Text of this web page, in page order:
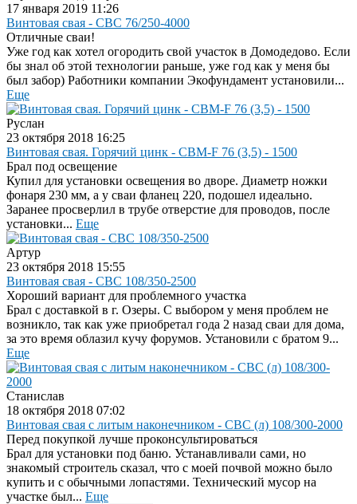
17 января 2019 11:26
Винтовая свая - СВС 76/250-4000
Отличные сваи!
Уже год как хотел огородить свой участок в Домодедово. Если
бы знал об этой технологии раньше, уже год как у меня бы
был забор) Работники компании Экофундамент установили...
Еще
Руслан
23 октября 2018 16:25
Винтовая свая. Горячий цинк - СВМ-F 76 (3,5) - 1500
Брал под освещение
Купил для установки освещения во дворе. Диаметр ножки
фонаря 230 мм, а у сваи фланец 220, подошел идеально.
Заранее просверлил в трубе отверстие для проводов, после
установки... Еще
Артур
23 октября 2018 15:55
Винтовая свая - СВС 108/350-2500
Хороший вариант для проблемного участка
Брал с доставкой в г. Озеры. С выбором у меня проблем не
возникло, так как уже приобретал года 2 назад сваи для дома,
за это время облазил кучу форумов. Установили с братом 9...
Еще
Станислав
18 октября 2018 07:02
Винтовая свая с литым наконечником - СВС (л) 108/300-2000
Перед покупкой лучше проконсультироваться
Брал для установки под баню. Устанавливали сами, но
знакомый строитель сказал, что с моей почвой можно было
купить и с обычными лопастями. Технический мусор на
участке был... Еще